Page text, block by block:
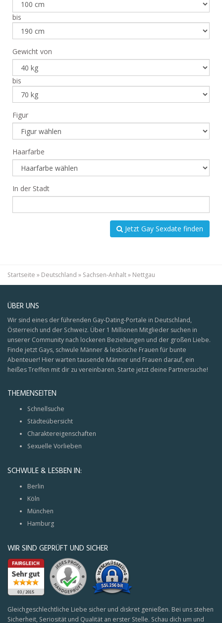
bis
Gewicht von
bis
Figur
Haarfarbe
In der Stadt
Jetzt Gay Sexdate finden
Startseite » Deutschland » Sachsen-Anhalt» Nettgau
ÜBER UNS
Wir sind eines der führenden Gay-Dating-Portale in Deutschland,
Österreich und der Schweiz. Über 1 Millionen Mitglieder suchen in
unserer Community nach lockeren Beziehungen und der großen Liebe.
Finde jetzt Gays, schwule Männer & lesbische Frauen für bunte
Abenteuer! Hier warten tausende Männer und Frauen darauf, ein
heißes Treffen mit dir zu vereinbaren. Starte jetzt deine Partnersuche!
THEMENSEITEN
Schnellsuche
Städteübersicht
Charaktereigenschaften
Sexuelle Vorlieben
SCHWULE & LESBEN IN:
Berlin
Köln
München
Hamburg
WIR SIND GEPRÜFT UND SICHER
Gleichgeschlechtliche Liebe sicher und diskret genießen. Bei uns stehen
Sicherheit, Seriosität und Qualität an erster Stelle. Schau dich um und